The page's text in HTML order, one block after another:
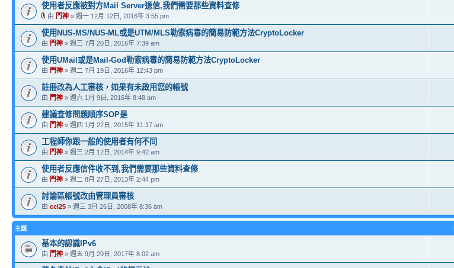
使用者反應被對方Mail Server退信,我們需要那些資料查修
由 門神 » 週一 12月 12日, 2016年 3:55 pm
使用NUS-MS/NUS-ML或是UTM/MLS勒索病毒的簡易防範方法CryptoLocker
由 門神 » 週三 7月 20日, 2016年 7:39 am
使用UMail或是Mail-God勒索病毒的簡易防範方法CryptoLocker
由 門神 » 週二 7月 19日, 2016年 12:43 pm
註冊改為人工審核，如果有未啟用您的帳號
由 門神 » 週六 1月 9日, 2016年 8:48 am
建議查修問題順序SOP是
由 門神 » 週四 1月 22日, 2015年 11:17 am
工程師你跟一般的使用者有何不同
由 門神 » 週三 2月 12日, 2014年 9:42 am
使用者反應信件收不到,我們需要那些資料查修
由 門神 » 週二 8月 27日, 2013年 2:44 pm
討論區帳號改由管理員審核
由 ccl25 » 週三 3月 26日, 2008年 8:36 am
主題
基本的認識IPv6
由 門神 » 週五 9月 29日, 2017年 8:02 am